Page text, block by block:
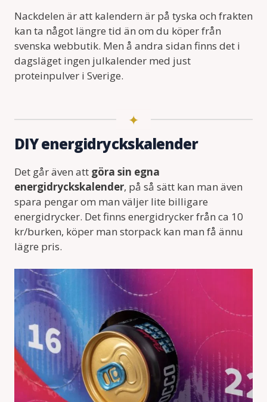
Nackdelen är att kalendern är på tyska och frakten
kan ta något längre tid än om du köper från
svenska webbutik. Men å andra sidan finns det i
dagsläget ingen julkalender med just
proteinpulver i Sverige.
DIY energidryckskalender
Det går även att göra sin egna
energidryckskalender, på så sätt kan man även
spara pengar om man väljer lite billigare
energidrycker. Det finns energidrycker från ca 10
kr/burken, köper man storpack kan man få ännu
lägre pris.